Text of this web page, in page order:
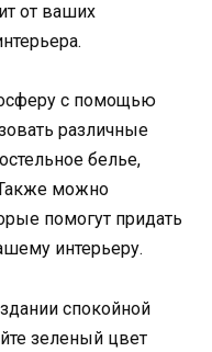
от ваших
с помощью
различные
белье,
можно
помогут придать
интерьеру.
спокойной
зеленый цвет